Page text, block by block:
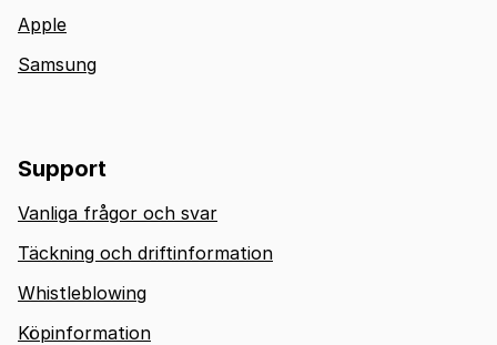
Apple
Samsung
Support
Vanliga frågor och svar
Täckning och driftinformation
Whistleblowing
Köpinformation